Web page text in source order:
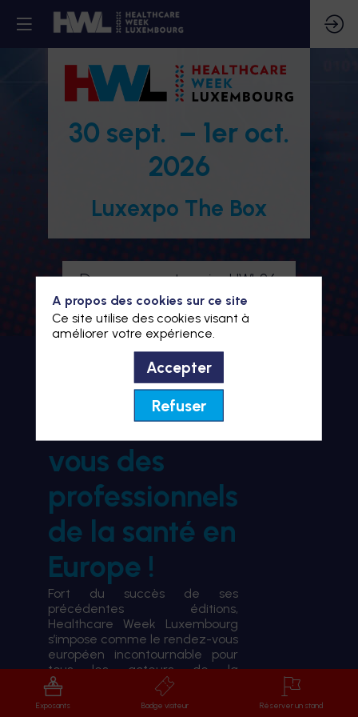
30 sept. – 1er oct.
2026
Luxexpo The Box
Devenez partenaire HWL26
Je m'inscris à HWL26
BIENVENUE À HWL26
le rendez-
vous des
professionnels
de la santé en
Europe !
Fort du succès de ses
précédentes éditions,
Healthcare Week Luxembourg
s’impose comme le rendez-vous
européen incontournable pour
tous les acteurs de la
transformation du système de
santé.
Exposants Badge visiteur Réserver un stand
A propos des cookies sur ce site
Ce site utilise des cookies visant à
améliorer votre expérience.
Accepter
Refuser